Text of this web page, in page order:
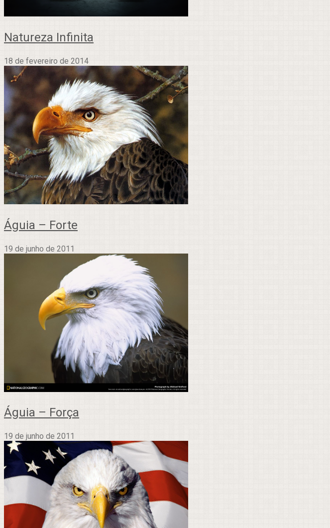
Natureza Infinita
18 de fevereiro de 2014
Águia – Forte
19 de junho de 2011
Águia – Força
19 de junho de 2011